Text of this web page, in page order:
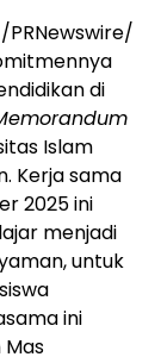
PRNewswire/
di
Islam
. Kerja sama
2025 ini
menjadi
untuk
ini
Mas